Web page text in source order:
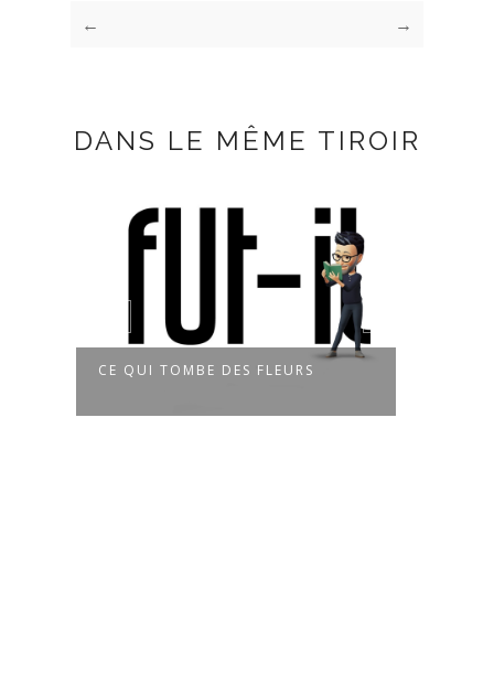
← →
DANS LE MÊME TIROIR
CE QUI TOMBE DES FLEURS